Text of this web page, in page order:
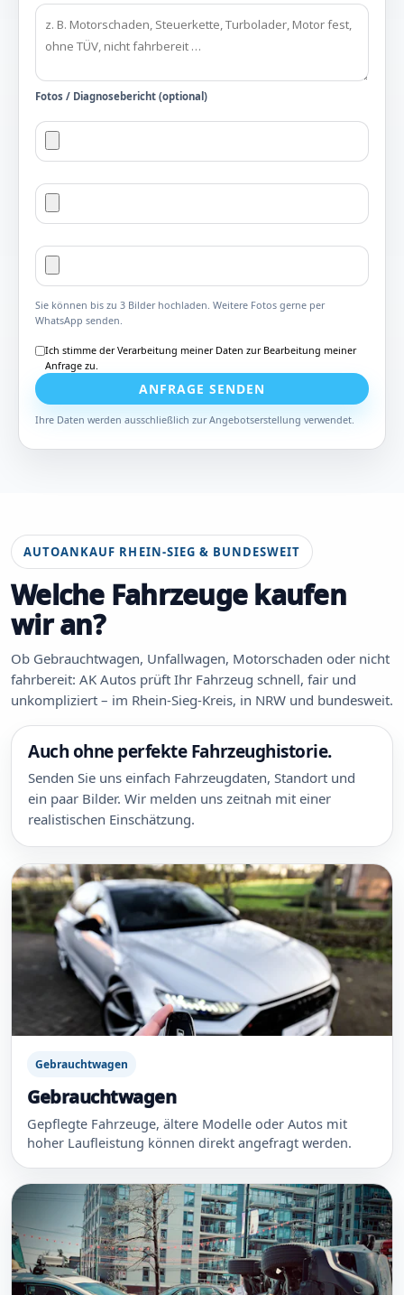
Fotos / Diagnosebericht (optional)
Sie können bis zu 3 Bilder hochladen. Weitere Fotos gerne per
WhatsApp senden.
Ich stimme der Verarbeitung meiner Daten zur Bearbeitung meiner
Anfrage zu.
ANFRAGE SENDEN
Ihre Daten werden ausschließlich zur Angebotserstellung verwendet.
AUTOANKAUF RHEIN-SIEG & BUNDESWEIT
Welche Fahrzeuge kaufen
wir an?
Ob Gebrauchtwagen, Unfallwagen, Motorschaden oder nicht
fahrbereit: AK Autos prüft Ihr Fahrzeug schnell, fair und
unkompliziert – im Rhein-Sieg-Kreis, in NRW und bundesweit.
Auch ohne perfekte Fahrzeughistorie.
Senden Sie uns einfach Fahrzeugdaten, Standort und
ein paar Bilder. Wir melden uns zeitnah mit einer
realistischen Einschätzung.
Gebrauchtwagen
Gebrauchtwagen
Gepflegte Fahrzeuge, ältere Modelle oder Autos mit
hoher Laufleistung können direkt angefragt werden.